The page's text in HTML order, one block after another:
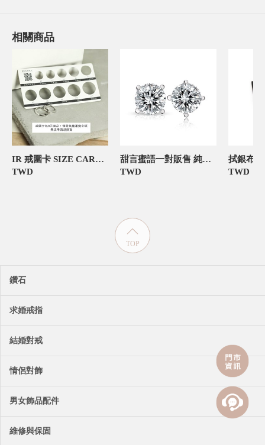
相關商品
IR 戒圍卡 SIZE CARD 飾品禮物包裝
TWD
甜言蜜語一對販售 純銀 女款耳環飾品
TWD
拭銀布
TWD
TOP
鑽石
求婚戒指
結婚對戒
情侶對飾
男女飾品配件
維修與保固